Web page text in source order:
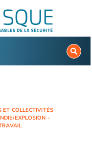
COLLECTIVITÉS
EXPLOSION -